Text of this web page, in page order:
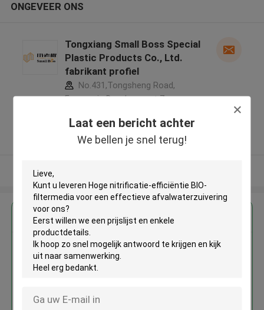
Laat een bericht achter
We bellen je snel terug!
ONGEVEER ONS
Tongxiang Small Boss Special
Plastic Products Co., Ltd.
fabrikant profiel
No.431,Tongsheng Road,
Economic Development Zone,
5.0
Geverifieerde Leverancier
Krijg de beste prijs voor
Hoge nitrificatie-efficiëntie BIO-
filtermedia voor een effectieve